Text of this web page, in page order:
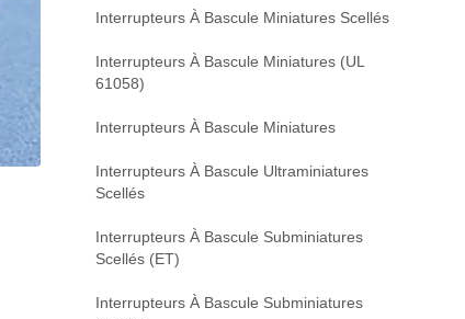
Interrupteurs À Bascule Miniatures Scellés
Interrupteurs À Bascule Miniatures (UL
61058)
Interrupteurs À Bascule Miniatures
Interrupteurs À Bascule Ultraminiatures
Scellés
Interrupteurs À Bascule Subminiatures
Scellés (ET)
Interrupteurs À Bascule Subminiatures